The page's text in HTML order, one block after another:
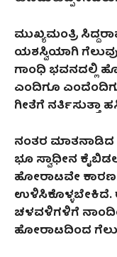
ಮುಖ್ಯಮಂತ್ರಿ
ಯಶಸ್ವಿಯಾಗಿ
ಗಾಂಧಿ ಭವನದಲ್ಲಿ
ಎಂದಿಗೂ
ಗೀತೆಗೆ ನರ್ತಿಸುತ್ತಾ
ನಂತರ ಮಾತನಾಡಿದ
ಭೂ ಸ್ವಾಧೀನ
ಹೋರಾಟವೇ ಕಾರಣ.
ಉಳಿಸಿಕೊಳ್ಳಬೇಕಿದೆ.
ಚಳವಳಿಗಳಿಗೆ
ಹೋರಾಟದಿಂದ